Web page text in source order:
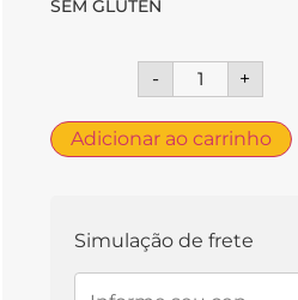
SEM GLÚTEN
- +
Adicionar ao carrinho
Simulação de frete